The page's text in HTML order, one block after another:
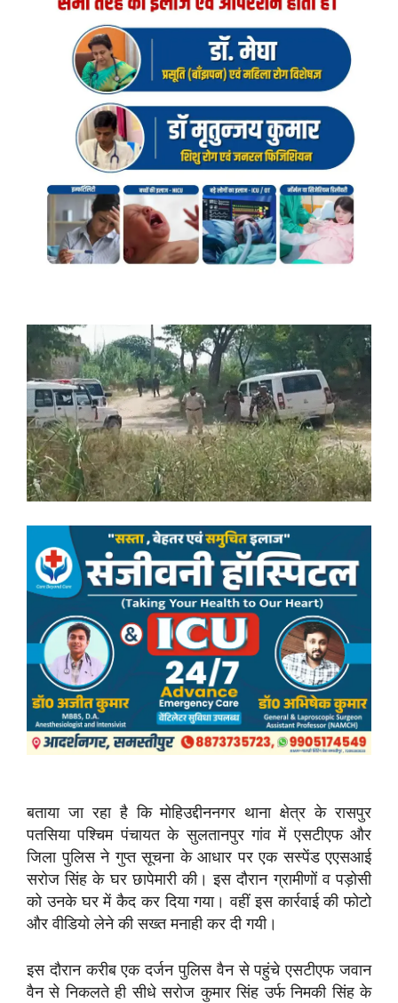
बताया जा रहा है कि मोहिउद्दीननगर थाना क्षेत्र के रासपुर
पतसिया पश्चिम पंचायत के सुलतानपुर गांव में एसटीएफ और
जिला पुलिस ने गुप्त सूचना के आधार पर एक सस्पेंड एएसआई
सरोज सिंह के घर छापेमारी की। इस दौरान ग्रामीणों व पड़ोसी
को उनके घर में कैद कर दिया गया। वहीं इस कार्रवाई की फोटो
और वीडियो लेने की सख्त मनाही कर दी गयी।
इस दौरान करीब एक दर्जन पुलिस वैन से पहुंचे एसटीएफ जवान
वैन से निकलते ही सीधे सरोज कुमार सिंह उर्फ निमकी सिंह के